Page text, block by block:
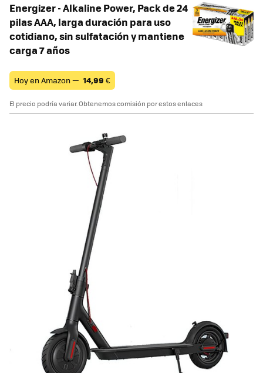
Energizer - Alkaline Power, Pack de 24
pilas AAA, larga duración para uso
cotidiano, sin sulfatación y mantiene
carga 7 años
Hoy en Amazon — 14,99 €
El precio podría variar. Obtenemos comisión por estos enlaces